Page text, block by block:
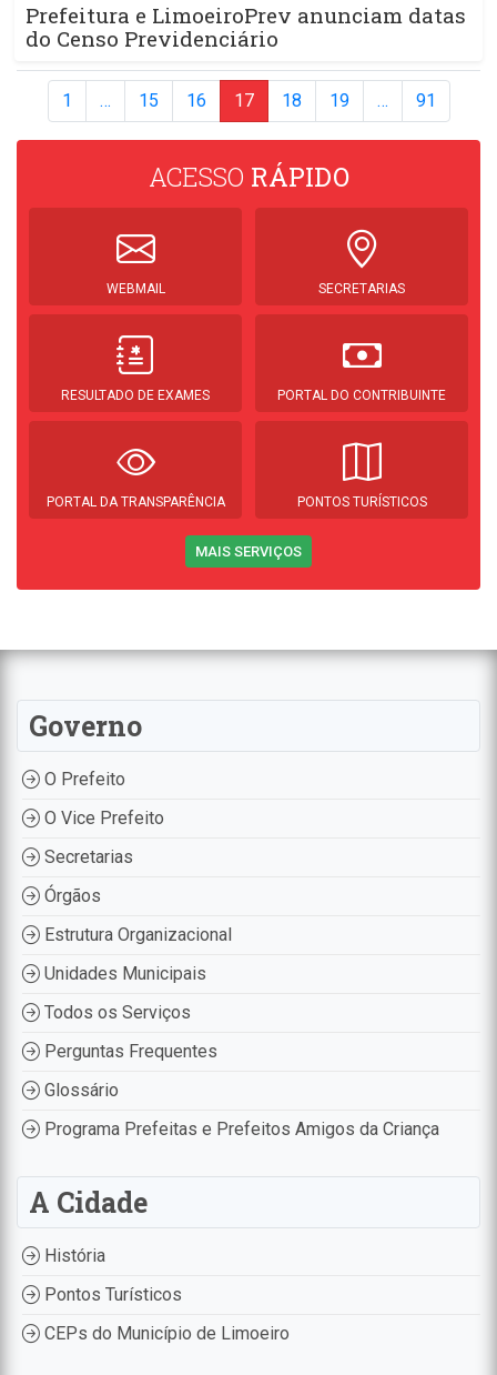
Prefeitura e LimoeiroPrev anunciam datas
do Censo Previdenciário
1 … 15 16 17 18 19 … 91
ACESSO RÁPIDO
WEBMAIL SECRETARIAS
RESULTADO DE EXAMES PORTAL DO CONTRIBUINTE
PORTAL DA TRANSPARÊNCIA PONTOS TURÍSTICOS
MAIS SERVIÇOS
Governo
O Prefeito
O Vice Prefeito
Secretarias
Órgãos
Estrutura Organizacional
Unidades Municipais
Todos os Serviços
Perguntas Frequentes
Glossário
Programa Prefeitas e Prefeitos Amigos da Criança
A Cidade
História
Pontos Turísticos
CEPs do Município de Limoeiro